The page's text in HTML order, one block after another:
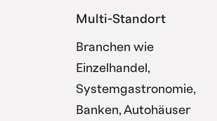
Multi-Standort
Branchen wie
Einzelhandel,
Systemgastronomie,
Banken, Autohäuser